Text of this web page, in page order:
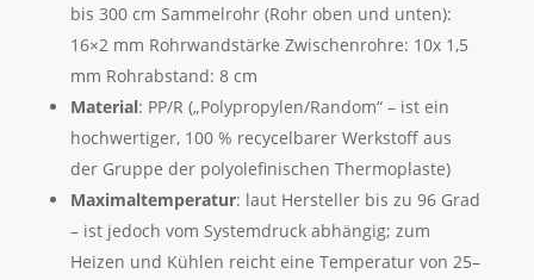
bis 300 cm Sammelrohr (Rohr oben und unten):
16×2 mm Rohrwandstärke Zwischenrohre: 10x 1,5
mm Rohrabstand: 8 cm
Material: PP/R („Polypropylen/Random“ – ist ein
hochwertiger, 100 % recycelbarer Werkstoff aus
der Gruppe der polyolefinischen Thermoplaste)
Maximaltemperatur: laut Hersteller bis zu 96 Grad
– ist jedoch vom Systemdruck abhängig; zum
Heizen und Kühlen reicht eine Temperatur von 25–